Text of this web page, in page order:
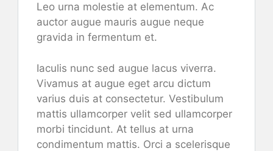
Leo urna molestie at elementum. Ac
auctor augue mauris augue neque
gravida in fermentum et.
Iaculis nunc sed augue lacus viverra.
Vivamus at augue eget arcu dictum
varius duis at consectetur. Vestibulum
mattis ullamcorper velit sed ullamcorper
morbi tincidunt. At tellus at urna
condimentum mattis. Orci a scelerisque